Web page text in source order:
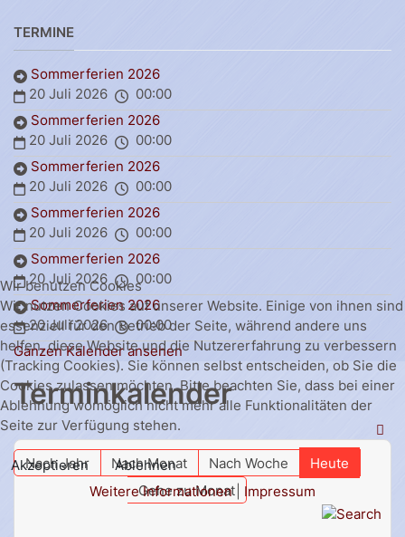
TERMINE
Sommerferien 2026
20 Juli 2026
00:00
Sommerferien 2026
20 Juli 2026
00:00
Sommerferien 2026
20 Juli 2026
00:00
Sommerferien 2026
20 Juli 2026
00:00
Sommerferien 2026
20 Juli 2026
00:00
Sommerferien 2026
20 Juli 2026
00:00
Ganzen Kalender ansehen
Terminkalender
Nach Jahr Nach Monat Nach Woche
Heute
Gehe zu Monat
Wir benutzen Cookies
Wir nutzen Cookies auf unserer Website. Einige von ihnen sind
essenziell für den Betrieb der Seite, während andere uns
helfen, diese Website und die Nutzererfahrung zu verbessern
(Tracking Cookies). Sie können selbst entscheiden, ob Sie die
Cookies zulassen möchten. Bitte beachten Sie, dass bei einer
Ablehnung womöglich nicht mehr alle Funktionalitäten der
Seite zur Verfügung stehen.
Akzeptieren
Ablehnen
Weitere Informationen| Impressum